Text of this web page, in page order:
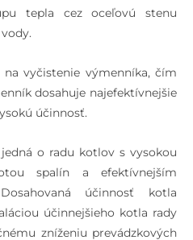
590
102
tepla cez oceľovú stenu
vyčistenie výmenníka, čím
dosahuje najefektívnejšie
účinnosť.
o radu kotlov s vysokou
spalín a efektívnejším
účinnosť kotla
účinnejšieho kotla rady
zníženiu prevádzkových